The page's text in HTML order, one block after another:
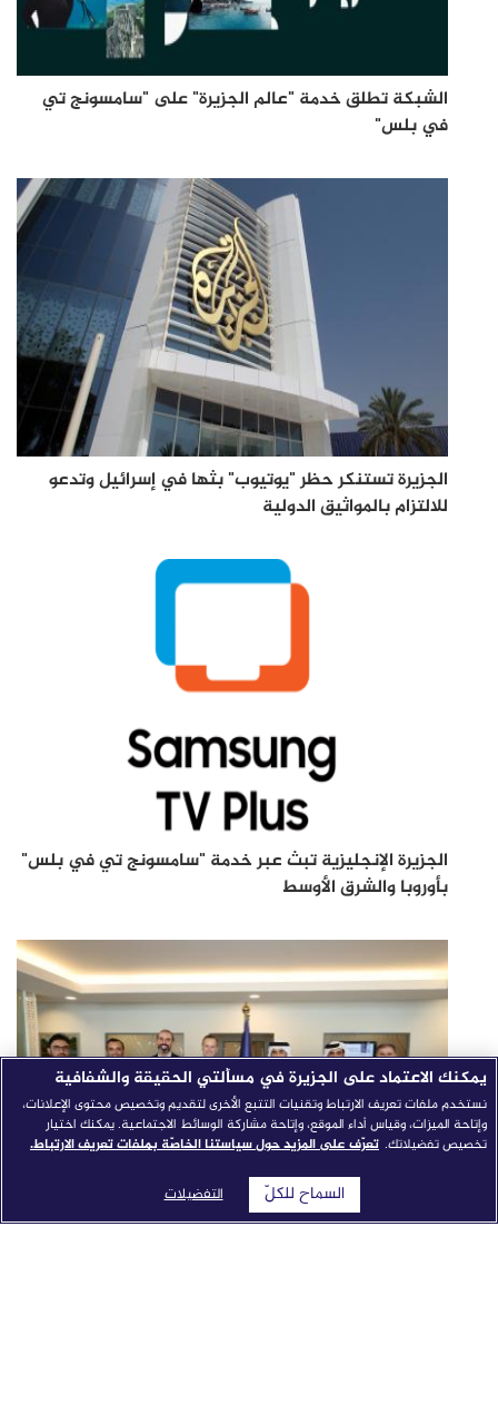
الشبكة تطلق خدمة "عالم الجزيرة" على "سامسونج تي
في بلس"
الجزيرة تستنكر حظر "يوتيوب" بثها في إسرائيل وتدعو
للالتزام بالمواثيق الدولية
الجزيرة الإنجليزية تبث عبر خدمة "سامسونج تي في بلس"
بأوروبا والشرق الأوسط
يمكنك الاعتماد على الجزيرة في مسألتي الحقيقة والشفافية
نستخدم ملفات تعريف الارتباط وتقنيات التتبع الأخرى لتقديم وتخصيص محتوى الإعلانات،
وإتاحة الميزات، وقياس أداء الموقع، وإتاحة مشاركة الوسائط الاجتماعية. يمكنك اختيار
تخصيص تفضيلاتك. تعرّف على المزيد حول سياستنا الخاصّة بملفات تعريف الارتباط.
التفضيلات السماح للكلّ